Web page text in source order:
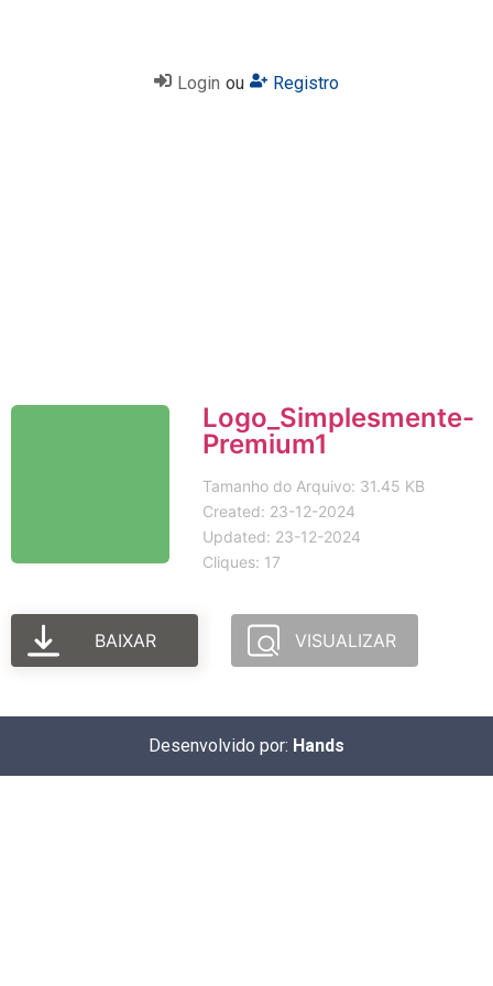
Login ou Registro
Logo_Simplesmente-
Premium1
Tamanho do Arquivo: 31.45 KB
Created: 23-12-2024
Updated: 23-12-2024
Cliques: 17
BAIXAR VISUALIZAR
Desenvolvido por: Hands